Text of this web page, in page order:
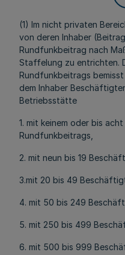
(1) Im nicht privaten
von deren Inhaber
Rundfunkbeitrag nach
Staffelung zu entrichten.
Rundfunkbeitrags
dem Inhaber
Betriebsstätte
1. mit keinem oder bis
Rundfunkbeitrags,
2. mit neun bis 19
3.mit 20 bis 49
4. mit 50 bis 249
5. mit 250 bis 499
6. mit 500 bis 999